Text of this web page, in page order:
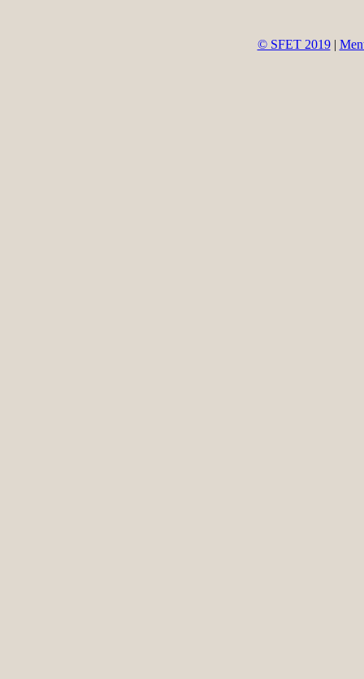
© SFET 2019|